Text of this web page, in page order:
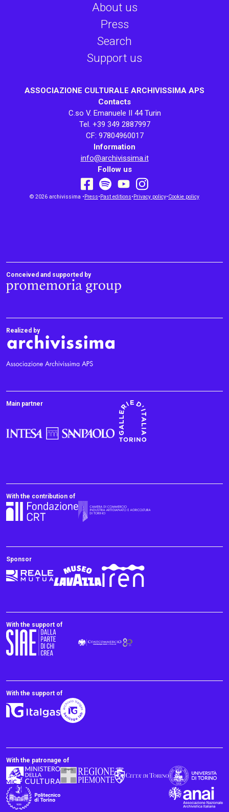
About us
Press
Search
Support us
ASSOCIAZIONE CULTURALE ARCHIVISSIMA APS
Contacts
C.so V. Emanuele II 44 Turin
Tel. +39 349 2887997
CF: 97804960017
Information
info@archivissima.it
Follow us
facebookspotifyyoutubeinstagram
© 2026 archivissima •Press•Past editions•Privacy policy•Cookie policy
Conceived and supported by
Realized by
Main partner
With the contribution of
Sponsor
With the support of
With the support of
With the patronage of